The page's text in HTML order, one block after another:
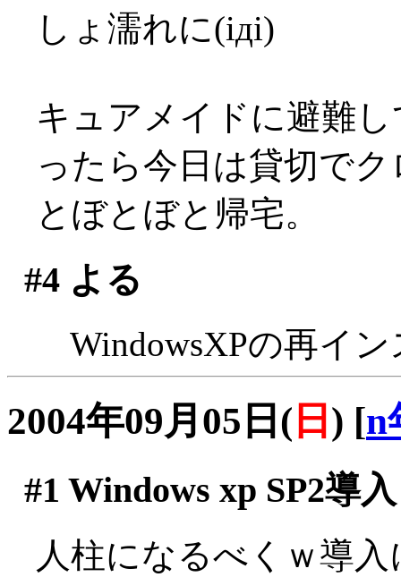
しょ濡れに(iдi)
キュアメイドに避難
ったら今日は貸切で
とぼとぼと帰宅。
#4よる
WindowsXPの再イ
2004年09月05日( 日 ) [n
#1 Windows xp SP2導入
人柱になるべくｗ導